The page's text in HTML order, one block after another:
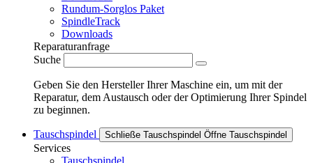
Rundum-Sorglos Paket
SpindleTrack
Downloads
Reparaturanfrage
Suche
Geben Sie den Hersteller Ihrer Maschine ein, um mit der
Reparatur, dem Austausch oder der Optimierung Ihrer Spindel
zu beginnen.
Tauschspindel Schließe Tauschspindel Öffne Tauschspindel
Services
Tauschspindel